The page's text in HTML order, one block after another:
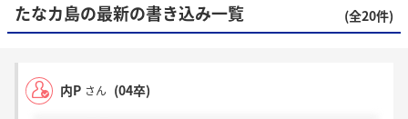
たなカ島の最新の書き込み一覧 (全20件)
内P さん (04卒)